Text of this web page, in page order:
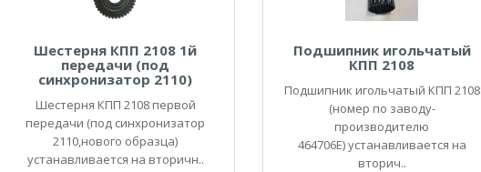
Шестерня КПП 2108 1й
передачи (под
синхронизатор 2110)
Шестерня КПП 2108 первой
передачи (под синхронизатор
2110,нового образца)
устанавливается на вторичн..
Подшипник игольчатый
КПП 2108
Подшипник игольчатый КПП 2108
(номер по заводу-
производителю
464706Е) устанавливается на
вторич..